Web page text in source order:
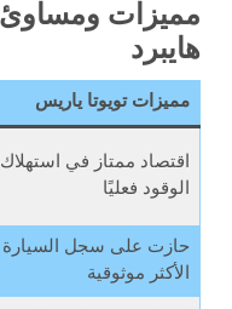
هايبرد
مميزات تويوتا ياريس
اقتصاد ممتاز في استهلاك
الوقود فعليًا
حازت على سجل السيارة
الأكثر موثوقية